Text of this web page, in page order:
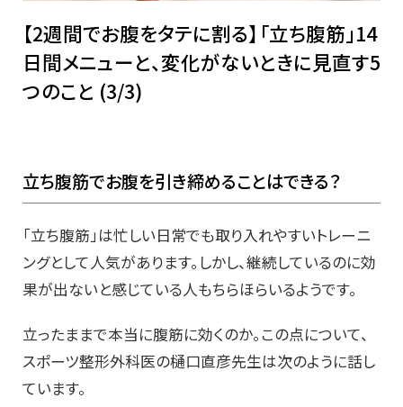
【2週間でお腹をタテに割る】「立ち腹筋」14
日間メニューと、変化がないときに見直す5
つのこと (3/3)
立ち腹筋でお腹を引き締めることはできる？
「立ち腹筋」は忙しい日常でも取り入れやすいトレーニ
ングとして人気があります。しかし、継続しているのに効
果が出ないと感じている人もちらほらいるようです。
立ったままで本当に腹筋に効くのか。この点について、
スポーツ整形外科医の樋口直彦先生は次のように話し
ています。